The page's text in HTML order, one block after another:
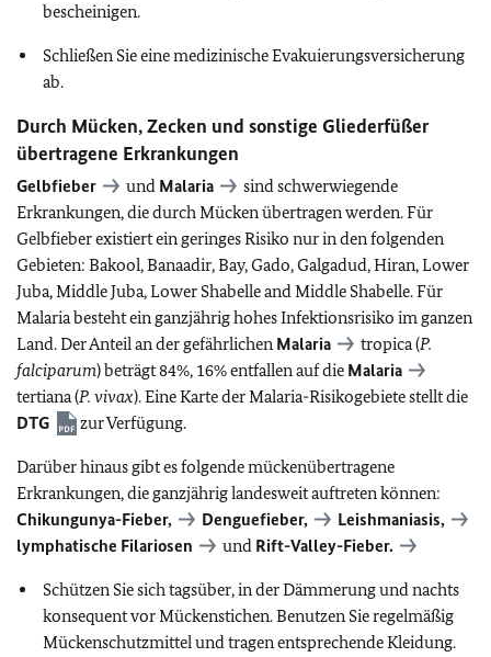
bescheinigen.
Schließen Sie eine medizinische Evakuierungsversicherung
ab.
Durch Mücken, Zecken und sonstige Gliederfüßer
übertragene Erkrankungen
Gelbfieber und Malaria
sind schwerwiegende
Erkrankungen, die durch Mücken übertragen werden. Für
Gelbfieber existiert ein geringes Risiko nur in den folgenden
Gebieten: Bakool, Banaadir, Bay, Gado, Galgadud, Hiran, Lower
Juba, Middle Juba, Lower Shabelle and Middle Shabelle. Für
Malaria besteht ein ganzjährig hohes Infektionsrisiko im ganzen
Land. Der Anteil an der gefährlichen Malaria tropica (P.
falciparum) beträgt 84%, 16% entfallen auf die Malaria
tertiana (P. vivax). Eine Karte der Malaria-Risikogebiete stellt die
DTG
zur Verfügung.
Darüber hinaus gibt es folgende mückenübertragene
Erkrankungen, die ganzjährig landesweit auftreten können:
Chikungunya-Fieber,
Denguefieber,
Leishmaniasis,
lymphatische Filariosen
und Rift-Valley-Fieber.
Schützen Sie sich tagsüber, in der Dämmerung und nachts
konsequent vor Mückenstichen. Benutzen Sie regelmäßig
Mückenschutzmittel und tragen entsprechende Kleidung.